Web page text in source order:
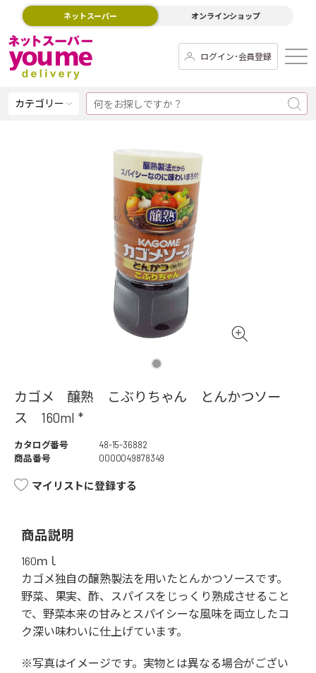
ネットスーパー オンラインショップ
ログイン･会員登録
カテゴリー
カゴメ 醸熟 こぶりちゃん とんかつソー
ス 160ml *
カタログ番号
48-15-36882
商品番号
0000049878349
マイリストに登録する
商品説明
160ｍｌ
カゴメ独自の醸熟製法を用いたとんかつソースです。
野菜、果実、酢、スパイスをじっくり熟成させること
で、野菜本来の甘みとスパイシーな風味を両立したコ
ク深い味わいに仕上げています。
※写真はイメージです。実物とは異なる場合がござい